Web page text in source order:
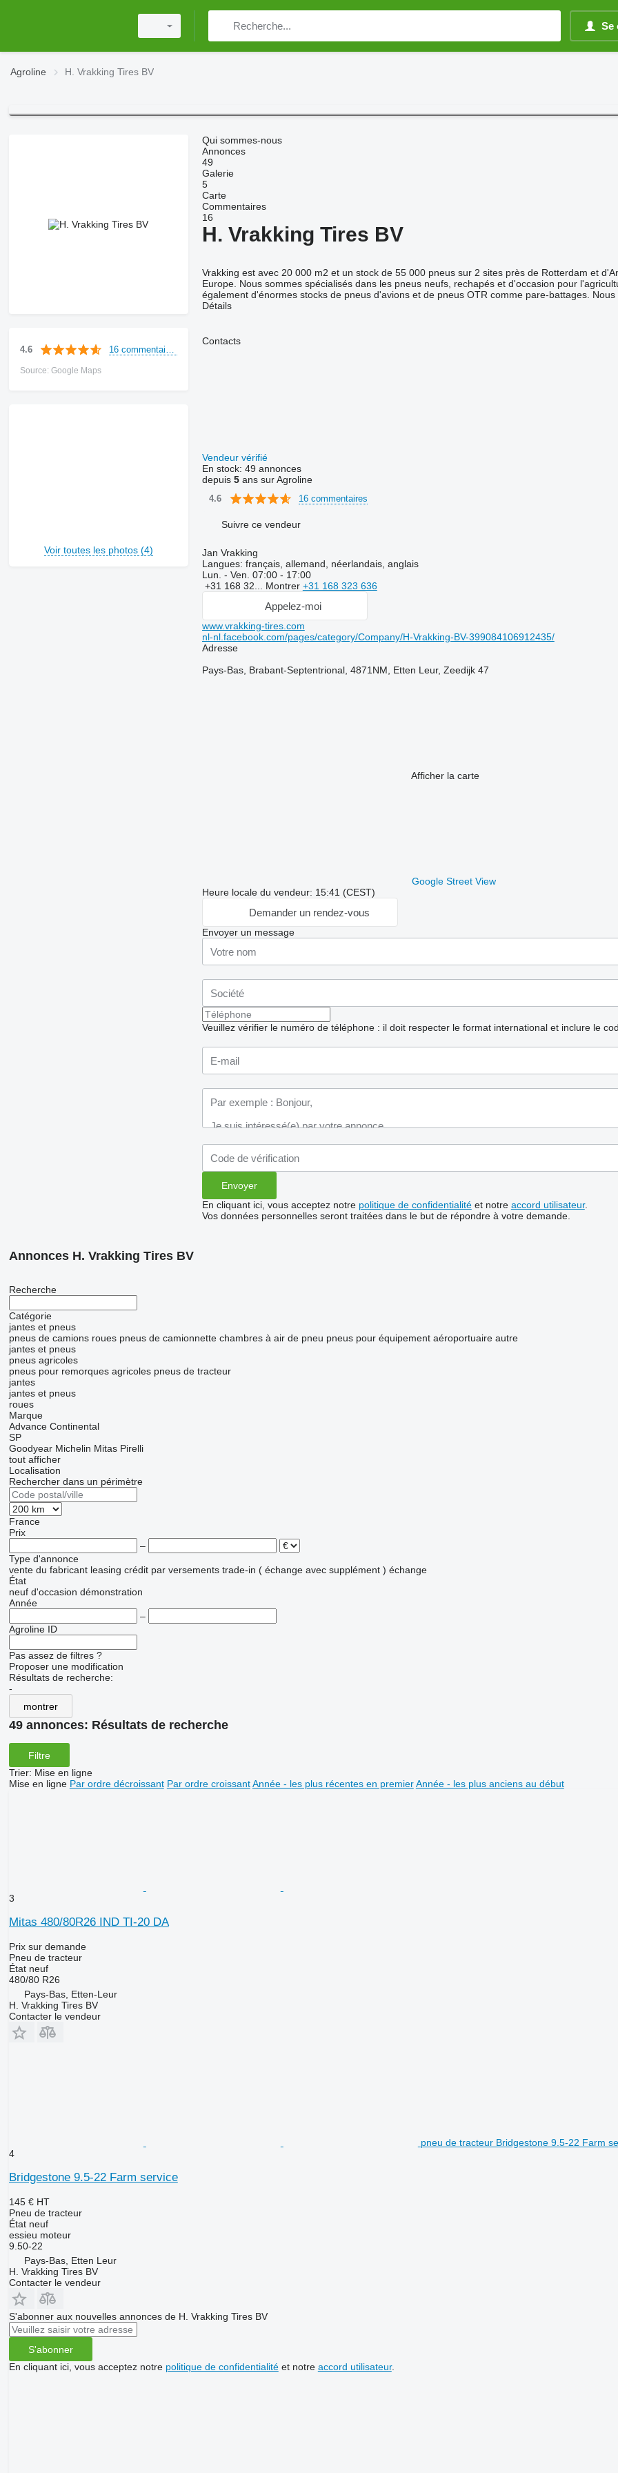
Se
Agroline H. Vrakking Tires BV
4.6
Source: Google Maps
Voir toutes les photos (4)
Qui sommes-nous
Annonces
49
Galerie
5
Carte
Commentaires
16
H. Vrakking Tires BV
Vrakking est avec 20 000 m2 et un stock de 55 000 pneus sur 2 sites près de Rotterdam et
Europe. Nous sommes spécialisés dans les pneus neufs, rechapés et d'occasion pour
également d'énormes stocks de pneus d'avions et de pneus OTR comme pare-battages.
Détails
Contacts
Vendeur vérifié
En stock: 49 annonces
depuis 5ans sur Agroline
4.6 16 commentaires
Suivre ce vendeur
Jan Vrakking
Langues: français, allemand, néerlandais, anglais
Lun. - Ven. 07:00 - 17:00
+31 168 32... Montrer +31 168 323 636
Appelez-moi
www.vrakking-tires.com
nl-nl.facebook.com/pages/category/Company/H-Vrakking-BV-399084106912435/
Adresse
Pays-Bas, Brabant-Septentrional, 4871NM, Etten Leur, Zeedijk 47
Afficher la carte
Google Street View
Heure locale du vendeur: 15:41 (CEST)
Demander un rendez-vous
Envoyer un message
Veuillez vérifier le numéro de téléphone : il doit respecter le format international et inclure le
En cliquant ici, vous acceptez notre politique de confidentialitéet notre accord utilisateur.
Vos données personnelles seront traitées dans le but de répondre à votre demande.
Annonces H. Vrakking Tires BV
Recherche
Catégorie
jantes et pneus
pneus de camions roues pneus de camionnette chambres à air de pneu pneus pour équipement aéroportuaire autre
jantes et pneus
pneus agricoles
pneus pour remorques agricoles pneus de tracteur
jantes
jantes et pneus
roues
Marque
Advance Continental
SP
Goodyear Michelin Mitas Pirelli
tout afficher
Localisation
Rechercher dans un périmètre
France
Prix
–
Type d'annonce
vente du fabricant leasing crédit par versements trade-in ( échange avec supplément ) échange
État
neuf d'occasion démonstration
Année
–
Agroline ID
Pas assez de filtres ?
Proposer une modification
Résultats de recherche:
-
montrer
49 annonces: Résultats de recherche
Filtre
Trier: Mise en ligne
Mise en ligne Par ordre décroissant Par ordre croissant Année - les plus récentes en premier Année - les plus anciens au début
3
Mitas 480/80R26 IND TI-20 DA
Prix sur demande
Pneu de tracteur
Étatneuf
480/80 R26
Pays-Bas, Etten-Leur
H. Vrakking Tires BV
Contacter le vendeur
pneu de tracteur Bridgestone 9.5-22 Farm
4
Bridgestone 9.5-22 Farm service
145 € HT
Pneu de tracteur
Étatneuf
essieu moteur
9.50-22
Pays-Bas, Etten Leur
H. Vrakking Tires BV
Contacter le vendeur
S'abonner aux nouvelles annonces de H. Vrakking Tires BV
S'abonner
En cliquant ici, vous acceptez notre politique de confidentialitéet notre accord utilisateur.